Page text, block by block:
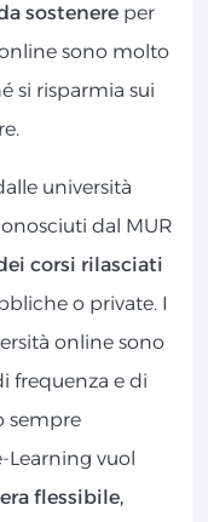
sostenere per
sono molto
si risparmia sui
università
dal MUR
corsi rilasciati
o private. I
online sono
frequenza e di
sempre
vuol
flessibile,